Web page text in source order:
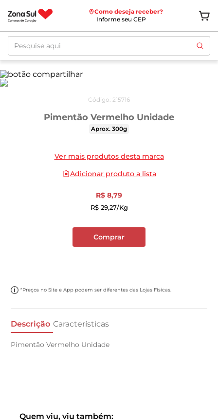
Como deseja receber?
Informe seu CEP
Pesquise aqui
Código: 215716
Pimentão Vermelho Unidade
Aprox. 300g
Ver mais produtos desta marca
Adicionar produto a lista
R$ 8,79
R$ 29,27/kg
Comprar
*Preços no Site e App podem ser diferentes das Lojas Físicas.
Descrição Características
Pimentão Vermelho Unidade
Quem viu, viu também: